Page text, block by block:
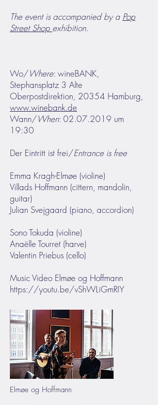
The event is accompanied by a Pop
Street Shop exhibition.
Wo/Where: wineBANK,
Stephansplatz 3 Alte
Oberpostdirektion, 20354 Hamburg,
www.winebank.de
Wann/When: 02.07.2019 um
19:30
Der Eintritt ist frei/Entrance is free
Emma Kragh-Elmøe (violine)
Villads Hoffmann (cittern, mandolin,
guitar)
Julian Svejgaard (piano, accordion)
Sono Tokuda (violine)
Anaëlle Tourret (harve)
Valentin Priebus (cello)
Music Video Elmøe og Hoffmann
https://youtu.be/vShWLiGmRIY
Elmøe og Hoffmann